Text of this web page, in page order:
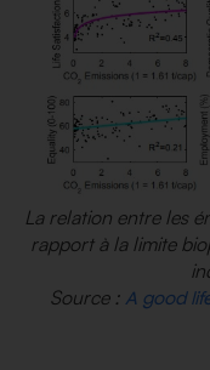
La relation entre les
rapport à la limite
Source : A good